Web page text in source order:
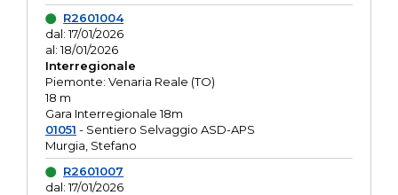
R2601004
dal: 17/01/2026
al: 18/01/2026
Interregionale
Piemonte: Venaria Reale (TO)
18 m
Gara Interregionale 18m
01051 - Sentiero Selvaggio ASD-APS
Murgia, Stefano
R2601007
dal: 17/01/2026